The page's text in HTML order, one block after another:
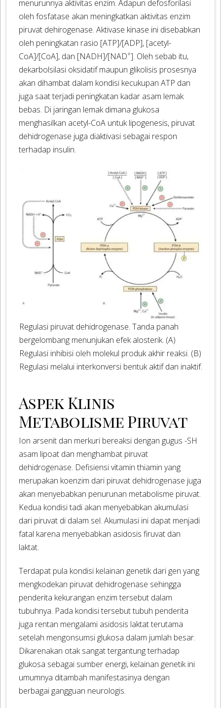
menurunnya aktivitas enzim. Adapun defosforilasi
oleh fosfatase akan meningkatkan aktivitas enzim
piruvat dehirogenase. Aktivase kinase ini disebabkan
oleh peningkatan rasio [ATP]/[ADP], [acetyl-
CoA]/[CoA], dan [NADH]/[NAD+]. Oleh sebab itu,
dekarbolsilasi oksidatif maupun glikolisis prosesnya
akan dihambat dalam kondisi kecukupan ATP dan
juga saat terjadi peningkatan kadar asam lemak
bebas. Di jaringan lemak dimana glukosa
menghasilkan acetyl-CoA untuk lipogenesis, piruvat
dehidrogenase juga diaktivasi sebagai respon
terhadap insulin.
Regulasi piruvat dehidrogenase. Tanda panah
bergelombang menunjukan efek alosterik. (A)
Regulasi inhibisi oleh molekul produk akhir reaksi. (B)
Regulasi melalui interkonversi bentuk aktif dan inaktif.
Aspek Klinis
Metabolisme Piruvat
Ion arsenit dan merkuri bereaksi dengan gugus -SH
asam lipoat dan menghambat piruvat
dehidrogenase. Defisiensi vitamin thiamin yang
merupakan koenzim dari piruvat dehidrogenase juga
akan menyebabkan penurunan metabolisme piruvat.
Kedua kondisi tadi akan menyebabkan akumulasi
dari piruvat di dalam sel. Akumulasi ini dapat menjadi
fatal karena menyebabkan asidosis firuvat dan
laktat.
Terdapat pula kondisi kelainan genetik dari gen yang
mengkodekan piruvat dehidrogenase sehingga
penderita kekurangan enzim tersebut dalam
tubuhnya. Pada kondisi tersebut tubuh penderita
juga rentan mengalami asidosis laktat terutama
setelah mengonsumsi glukosa dalam jumlah besar.
Dikarenakan otak sangat tergantung terhadap
glukosa sebagai sumber energi, kelainan genetik ini
umumnya ditambah manifestasinya dengan
berbagai gangguan neurologis.